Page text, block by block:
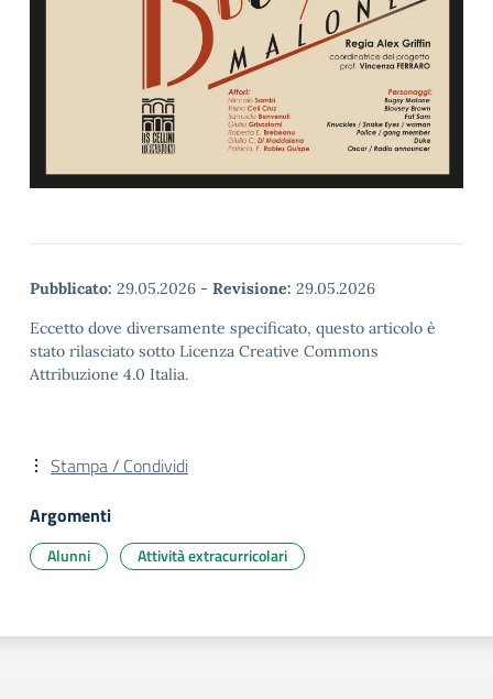
Pubblicato: 29.05.2026 - Revisione: 29.05.2026
Eccetto dove diversamente specificato, questo articolo è
stato rilasciato sotto Licenza Creative Commons
Attribuzione 4.0 Italia.
Stampa / Condividi
Argomenti
Alunni Attività extracurricolari